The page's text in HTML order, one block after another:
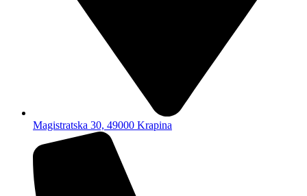
Magistratska 30, 49000 Krapina